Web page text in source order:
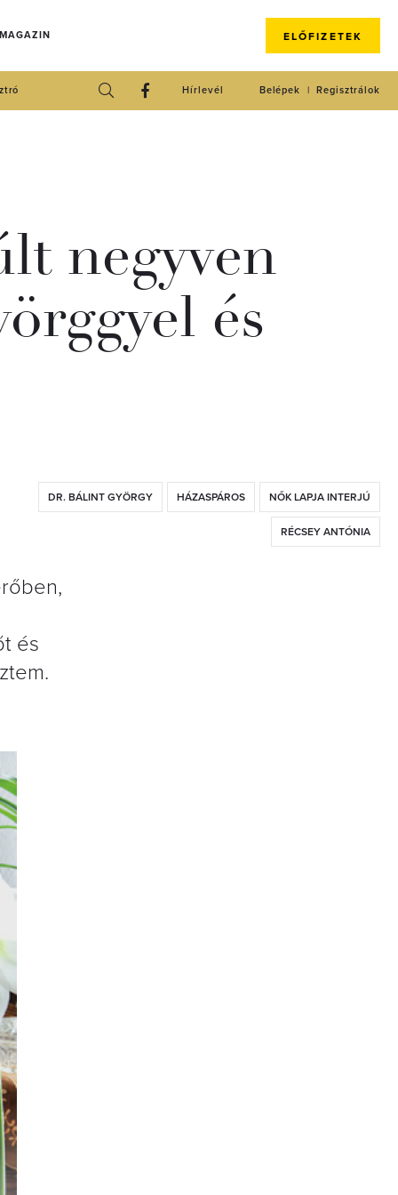
ELŐFIZETEK
Regisztrálok
Belépek
Hírlevél
negyven
és
DR. BÁLINT GYÖRGY HÁZASPÁROS NŐK LAPJA INTERJÚ
RÉCSEY ANTÓNIA
és